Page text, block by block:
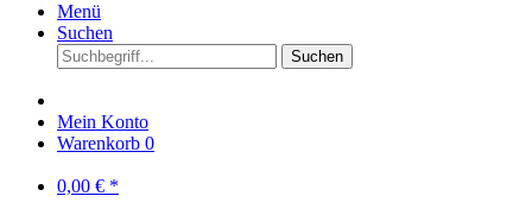
Menü
Suchen
Suchen
Mein Konto
Warenkorb 0
0,00 € *